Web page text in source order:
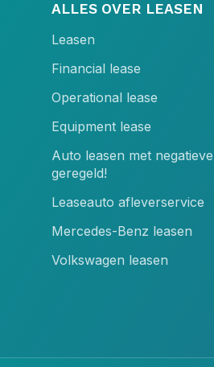
ALLES OVER LEASEN
Leasen
Financial lease
Operational lease
Equipment lease
Auto leasen met
geregeld!
Leaseauto afleverservice
Mercedes-Benz leasen
Volkswagen leasen